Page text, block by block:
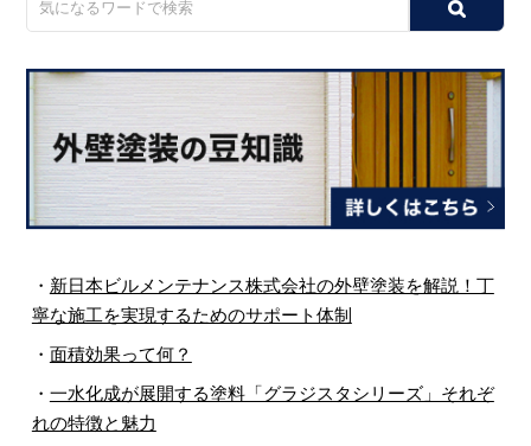
・ 新日本ビルメンテナンス株式会社の外壁塗装を解説！丁
寧な施工を実現するためのサポート体制
・ 面積効果って何？
・ 一水化成が展開する塗料「グラジスタシリーズ」それぞ
れの特徴と魅力